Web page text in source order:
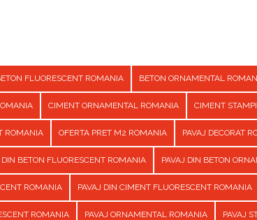
FLUORESCENT ROMANIA BETON ORNAMENTAL
CIMENT ORNAMENTAL ROMANIA CIMENT
ROMANIA OFERTA PRET M2 ROMANIA PAVAJ DECORAT
DIN BETON FLUORESCENT ROMANIA PAVAJ DIN BETON
ROMANIA PAVAJ DIN CIMENT FLUORESCENT ROMANIA
ROMANIA PAVAJ ORNAMENTAL ROMANIA PAVAJ